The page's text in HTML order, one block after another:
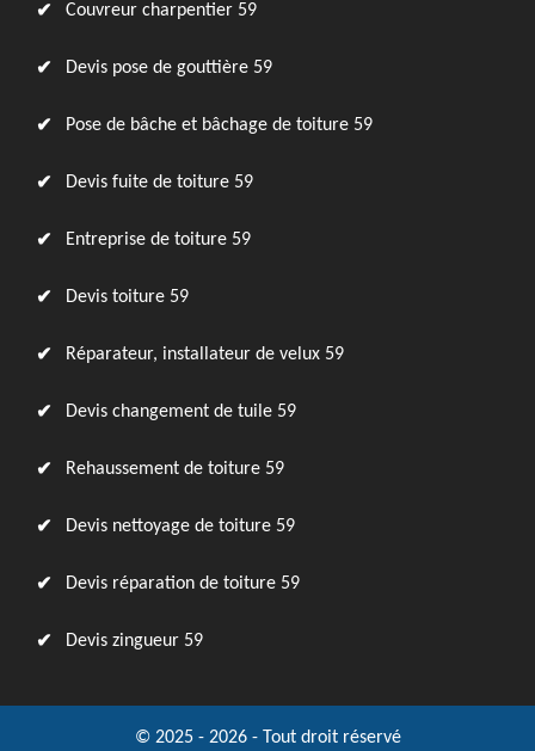
Couvreur charpentier 59
Devis pose de gouttière 59
Pose de bâche et bâchage de toiture 59
Devis fuite de toiture 59
Entreprise de toiture 59
Devis toiture 59
Réparateur, installateur de velux 59
Devis changement de tuile 59
Rehaussement de toiture 59
Devis nettoyage de toiture 59
Devis réparation de toiture 59
Devis zingueur 59
© 2025 - 2026 - Tout droit réservé